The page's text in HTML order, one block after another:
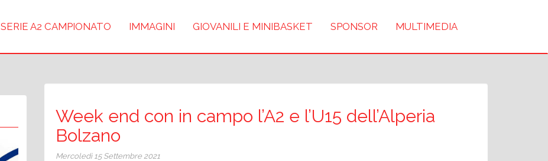
SERIE A2 CAMPIONATO IMMAGINI GIOVANILI E MINIBASKET SPONSOR MULTIMEDIA
Week end con in campo l’A2 e l’U15 dell’Alperia
Bolzano
Mercoledì 15 Settembre 2021